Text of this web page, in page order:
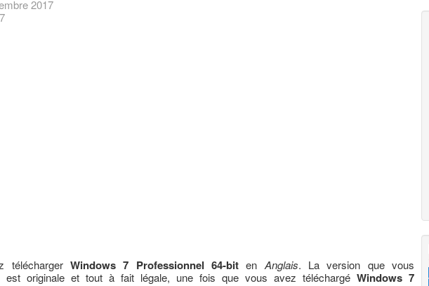
2017
téléchargerWindows 7 Professionnel 64-biten Anglais. La version que vous
est originale et tout à fait légale, une fois que vous avez téléchargéWindows 7